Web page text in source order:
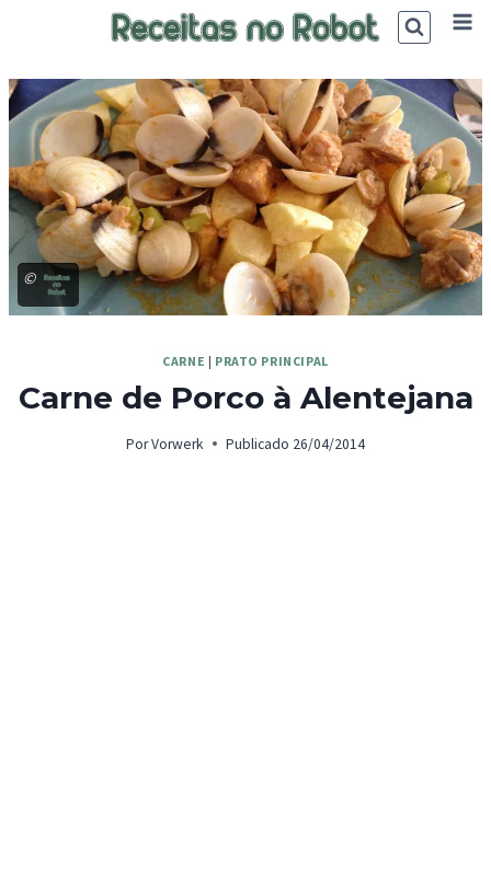
©
CARNE | PRATO PRINCIPAL
Carne de Porco à Alentejana
PorVorwerk Publicado 26/04/2014